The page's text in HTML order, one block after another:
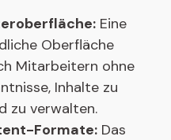
Eine
Oberfläche
Mitarbeitern ohne
Inhalte zu
zu verwalten.
Formate:Das